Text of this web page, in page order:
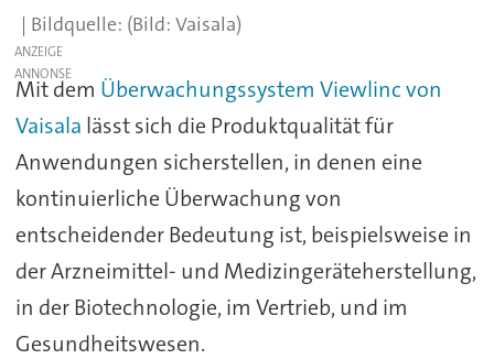
(Bild: Vaisala)
ANZEIGE
Mit dem Überwachungssystem Viewlinc von
Vaisala lässt sich die Produktqualität für
Anwendungen sicherstellen, in denen eine
kontinuierliche Überwachung von
entscheidender Bedeutung ist, beispielsweise in
der Arzneimittel- und Medizingeräteherstellung,
in der Biotechnologie, im Vertrieb, und im
Gesundheitswesen.